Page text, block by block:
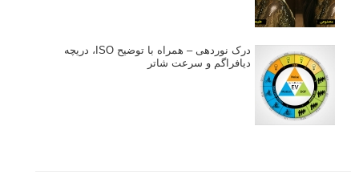
درک نوردهی – همراه با توضیح ISO، دریچه
دیافراگم و سرعت شاتر